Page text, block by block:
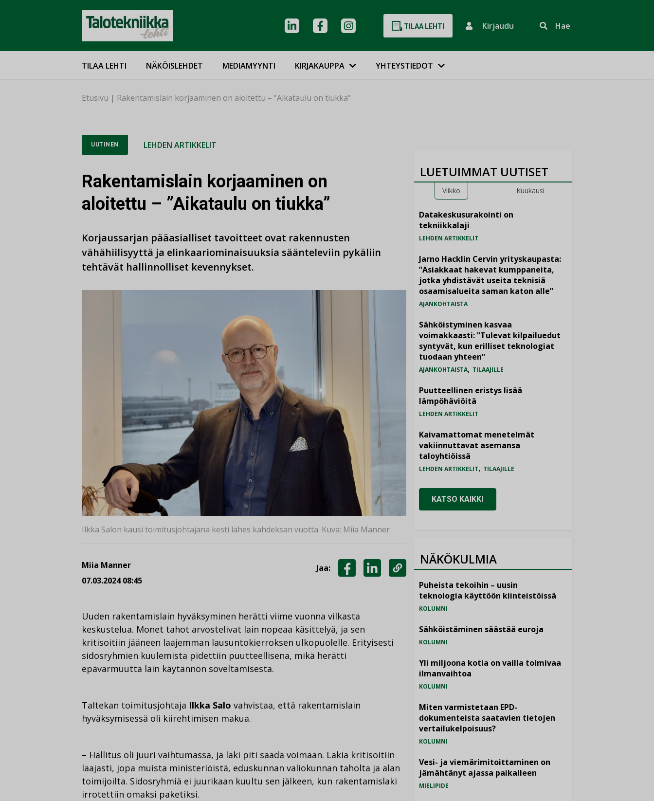
TILAA LEHTI Kirjaudu Hae
TILAA LEHTI NÄKÖISLEHDET MEDIAMYYNTI KIRJAKAUPPA YHTEYSTIEDOT
Etusivu | Rakentamislain korjaaminen on aloitettu – ”Aikataulu on tiukka”
UUTINEN LEHDEN ARTIKKELIT
Rakentamislain korjaaminen on
aloitettu – ”Aikataulu on tiukka”
Korjaussarjan pääasialliset tavoitteet ovat rakennusten
vähähiilisyyttä ja elinkaariominaisuuksia säänteleviin pykäliin
tehtävät hallinnolliset kevennykset.
Ilkka Salon kausi toimitusjohtajana kesti lähes kahdeksan vuotta. Kuva: Miia Manner
Miia Manner
07.03.2024 08:45
Jaa:
LINKEDINISSÄ
KOPIOI
LINKKI
Uuden rakentamislain hyväksyminen herätti viime vuonna vilkasta
keskustelua. Monet tahot arvostelivat lain nopeaa käsittelyä, ja sen
kritisoitiin jääneen laajemman lausuntokierroksen ulkopuolelle. Erityisesti
sidosryhmien kuulemista pidettiin puutteellisena, mikä herätti
epävarmuutta lain käytännön soveltamisesta.
Taltekan toimitusjohtaja Ilkka Salo vahvistaa, että rakentamislain
hyväksymisessä oli kiirehtimisen makua.
– Hallitus oli juuri vaihtumassa, ja laki piti saada voimaan. Lakia kritisoitiin
laajasti, jopa muista ministeriöistä, eduskunnan valiokunnan taholta ja alan
toimijoilta. Sidosryhmiä ei juurikaan kuultu sen jälkeen, kun rakentamislaki
irrotettiin omaksi paketiksi.
LUETUIMMAT UUTISET
Viikko Kuukausi
Datakeskusurakointi on
tekniikkalaji
LEHDEN ARTIKKELIT
Jarno Hacklin Cervin yrityskaupasta:
”Asiakkaat hakevat kumppaneita,
jotka yhdistävät useita teknisiä
osaamisalueita saman katon alle”
AJANKOHTAISTA
Sähköistyminen kasvaa
voimakkaasti: ”Tulevat kilpailuedut
syntyvät, kun erilliset teknologiat
tuodaan yhteen”
AJANKOHTAISTA, TILAAJILLE
Puutteellinen eristys lisää
lämpöhäviöitä
LEHDEN ARTIKKELIT
Kaivamattomat menetelmät
vakiinnuttavat asemansa
taloyhtiöissä
LEHDEN ARTIKKELIT, TILAAJILLE
KATSO KAIKKI
NÄKÖKULMIA
Puheista tekoihin – uusin
teknologia käyttöön kiinteistöissä
KOLUMNI
Sähköistäminen säästää euroja
KOLUMNI
Yli miljoona kotia on vailla toimivaa
ilmanvaihtoa
KOLUMNI
Miten varmistetaan EPD-
dokumenteista saatavien tietojen
vertailukelpoisuus?
KOLUMNI
Vesi- ja viemärimitoittaminen on
jämähtänyt ajassa paikalleen
MIELIPIDE